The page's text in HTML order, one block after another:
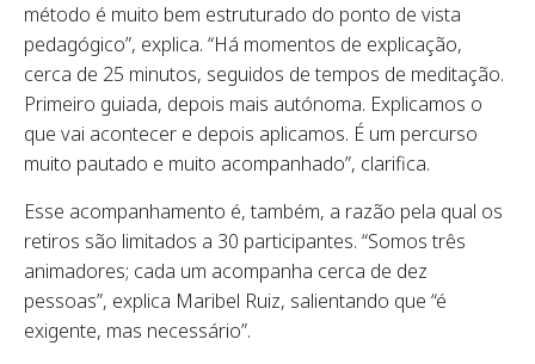
método é muito bem estruturado do ponto de vista
pedagógico”, explica. “Há momentos de explicação,
cerca de 25 minutos, seguidos de tempos de meditação.
Primeiro guiada, depois mais autónoma. Explicamos o
que vai acontecer e depois aplicamos. É um percurso
muito pautado e muito acompanhado”, clarifica.
Esse acompanhamento é, também, a razão pela qual os
retiros são limitados a 30 participantes. “Somos três
animadores; cada um acompanha cerca de dez
pessoas”, explica Maribel Ruiz, salientando que “é
exigente, mas necessário”.